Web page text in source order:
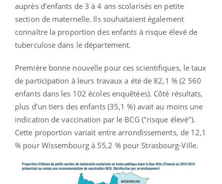
auprès d’enfants de 3 à 4 ans scolarisés en petite
section de maternelle. Ils souhaitaient également
connaître la proportion des enfants à risque élevé de
tuberculose dans le département.
Première bonne nouvelle pour ces scientifiques, le taux
de participation à leurs travaux a été de 82,1 % (2 560
enfants dans les 102 écoles enquêtées). Côté résultats,
plus d’un tiers des enfants (35,1 %) avait au moins une
indication de vaccination par le BCG ("risque élevé").
Cette proportion variait entre arrondissements, de 12,1
% pour Wissembourg à 55,2 % pour Strasbourg-Ville.